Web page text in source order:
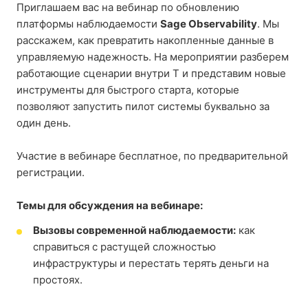
Приглашаем вас на вебинар по обновлению
платформы наблюдаемости Sage Observability. Мы
расскажем, как превратить накопленные данные в
управляемую надежность. На мероприятии разберем
работающие сценарии внутри Т и представим новые
инструменты для быстрого старта, которые
позволяют запустить пилот системы буквально за
один день.
Участие в вебинаре бесплатное, по предварительной
регистрации.
Темы для обсуждения на вебинаре:
Вызовы современной наблюдаемости: как
справиться с растущей сложностью
инфраструктуры и перестать терять деньги на
простоях.